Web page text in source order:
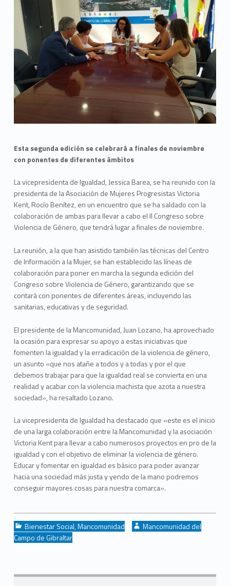
Esta segunda edición se celebrará a finales de noviembre
con ponentes de diferentes ámbitos
La vicepresidenta de Igualdad, Jessica Barea, se ha reunido con la
presidenta de la Asociación de Mujeres Progresistas Victoria
Kent, Rocío Benítez, en un encuentro que se ha saldado con la
colaboración de ambas para llevar a cabo el II Congreso sobre
Violencia de Género, que tendrá lugar a finales de noviembre.
La reunión, a la que han asistido también las técnicas del Centro
de Información a la Mujer, se han establecido las líneas de
colaboración para poner en marcha la segunda edición del
Congreso sobre Violencia de Género, garantizando que se
contará con ponentes de diferentes áreas, incluyendo las
sanitarias, educativas y de seguridad.
El presidente de la Mancomunidad, Juan Lozano, ha aprovechado
la ocasión para expresar su apoyo a estas iniciativas que
fomenten la igualdad y la erradicación de la violencia de género,
un asunto «que nos atañe a todos y a todas y por el que
debemos trabajar para que la igualdad real se convierta en una
realidad y acabar con la violencia machista que azota a nuestra
sociedad», ha resaltado Lozano.
La vicepresidenta de Igualdad ha destacado que «este es el inicio
de una larga colaboración entre la Mancomunidad y la asociación
Victoria Kent para llevar a cabo numerosos proyectos en pro de la
igualdad y con el objetivo de eliminar la violencia de género.
Educar y fomentar en igualdad es básico para poder avanzar
hacia una sociedad más justa y yendo de la mano podremos
conseguir mayores cosas para nuestra comarca».
Categorized in:
Bienestar Social,Mancomunidad Written by:
Mancomunidad del
Campo de Gibraltar